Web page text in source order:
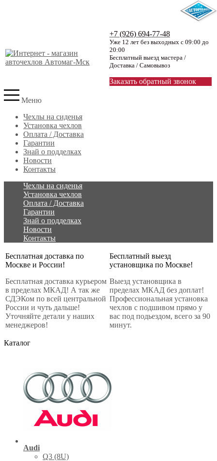
+7 (926) 694-77-48
Уже 12 лет без выходных с 09:00 до
20:00
Бесплатный выезд мастера /
Доставка / Самовывоз
Заказать обратный звонок
Меню
Чехлы на сиденья
Установка чехлов
Оплата / Доставка
Гарантии
Знай о подделках
Новости
Контакты
Чехлы на сиденья
Установка чехлов
Оплата / Доставка
Гарантии
Знай о подделках
Новости
Контакты
Бесплатная доставка по
Москве и России!
Бесплатная доставка курьером
в пределах МКАД! А так же
СДЭКом по всей центральной
России и чуть дальше!
Уточняйте детали у наших
менеджеров!
Бесплатный выезд
установщика по Москве!
Выезд установщика в
пределах МКАД без доплат!
Профессиональная установка
чехлов с подшивом прямо у
вас под подьездом, всего за 90
минут.
Каталог
Audi
Q3 (8U)